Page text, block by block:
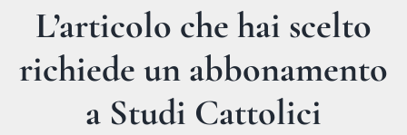
Promozioni
Newsletter
EDITORIALI
IN QUESTO NUMERO
L’articolo che hai scelto
richiede un abbonamento
a Studi Cattolici